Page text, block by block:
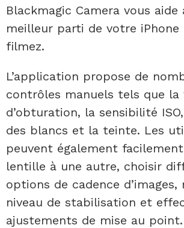
Blackmagic Camera vous
meilleur parti de votre iPhone
filmez.
L’application propose de
contrôles manuels tels que la
d’obturation, la sensibilité
des blancs et la teinte. Les
peuvent également facilement
lentille à une autre, choisir
options de cadence d’images,
niveau de stabilisation et
ajustements de mise au point.